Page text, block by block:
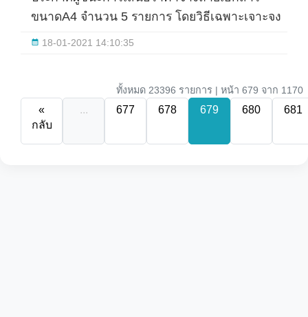
ขนาดA4 จำนวน 5 รายการ โดยวิธีเฉพาะเจาะจง
18-01-2021 14:10:35
ทั้งหมด 23396 รายการ | หน้า 679 จาก 1170
«
กลับ
... 677 678 679 680 681